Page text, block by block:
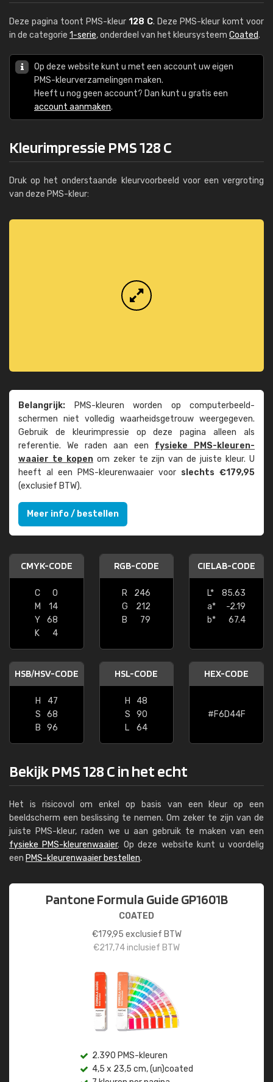
Deze pagina toont PMS-kleur 128 C. Deze PMS-kleur komt voor
in de categorie 1-serie, onderdeel van het kleursysteem Coated.
Op deze website kunt u met een account uw eigen
PMS-kleurverzamelingen maken.
Heeft u nog geen account? Dan kunt u gratis een
account aanmaken.
Kleurimpressie PMS 128 C
Druk op het onderstaande kleurvoorbeeld voor een vergroting
van deze PMS-kleur:
Belangrijk: PMS-kleuren worden op computer­beeld­
schermen niet volledig waarheids­­getrouw weer­gegeven.
Gebruik de kleur­impressie op deze pagina alleen als
referentie. We raden aan een fysieke PMS-kleuren­
waaier te kopenom zeker te zijn van de juiste kleur. U
heeft al een PMS-kleuren­waaier voor slechts €179,95
(exclusief BTW).
Meer info / bestellen
CMYK-CODE
C
0
M
14
Y
68
K
4
RGB-CODE
R
246
G
212
B
79
CIELAB-CODE
L*
85.63
a*
-2.19
b*
67.4
HSB/HSV-CODE
H
47
S
68
B
96
HSL-CODE
H
48
S
90
L
64
HEX-CODE
#F6D44F
Bekijk PMS 128 C in het echt
Het is risicovol om enkel op basis van een kleur op een
beeldscherm een beslissing te nemen. Om zeker te zijn van de
juiste PMS-kleur, raden we u aan gebruik te maken van een
fysieke PMS-kleurenwaaier. Op deze website kunt u voordelig
een PMS-kleurenwaaier bestellen.
Pantone Formula Guide GP1601B
COATED
€179,95 exclusief BTW
€217,74inclusief BTW
2.390 PMS-kleuren
4,5 x 23,5 cm, (un)coated